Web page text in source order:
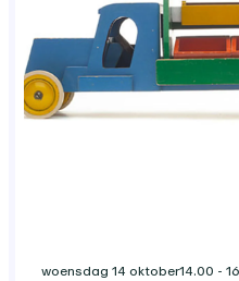
woensdag 14 oktober14.00 -